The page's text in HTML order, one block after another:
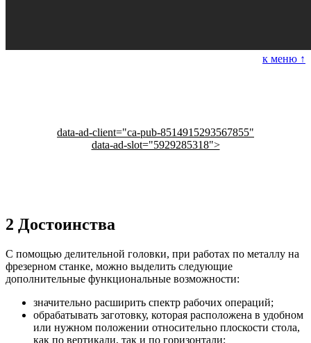
к меню ↑
data-ad-client="ca-pub-8514915293567855"
data-ad-slot="5929285318">
2 Достоинства
С помощью делительной головки, при работах по металлу на
фрезерном станке, можно выделить следующие
дополнительные функциональные возможности:
значительно расширить спектр рабочих операций;
обрабатывать заготовку, которая расположена в удобном
или нужном положении относительно плоскости стола,
как по вертикали, так и по горизонтали;